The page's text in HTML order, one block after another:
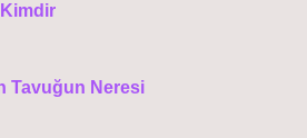
Tavuğun Neresi